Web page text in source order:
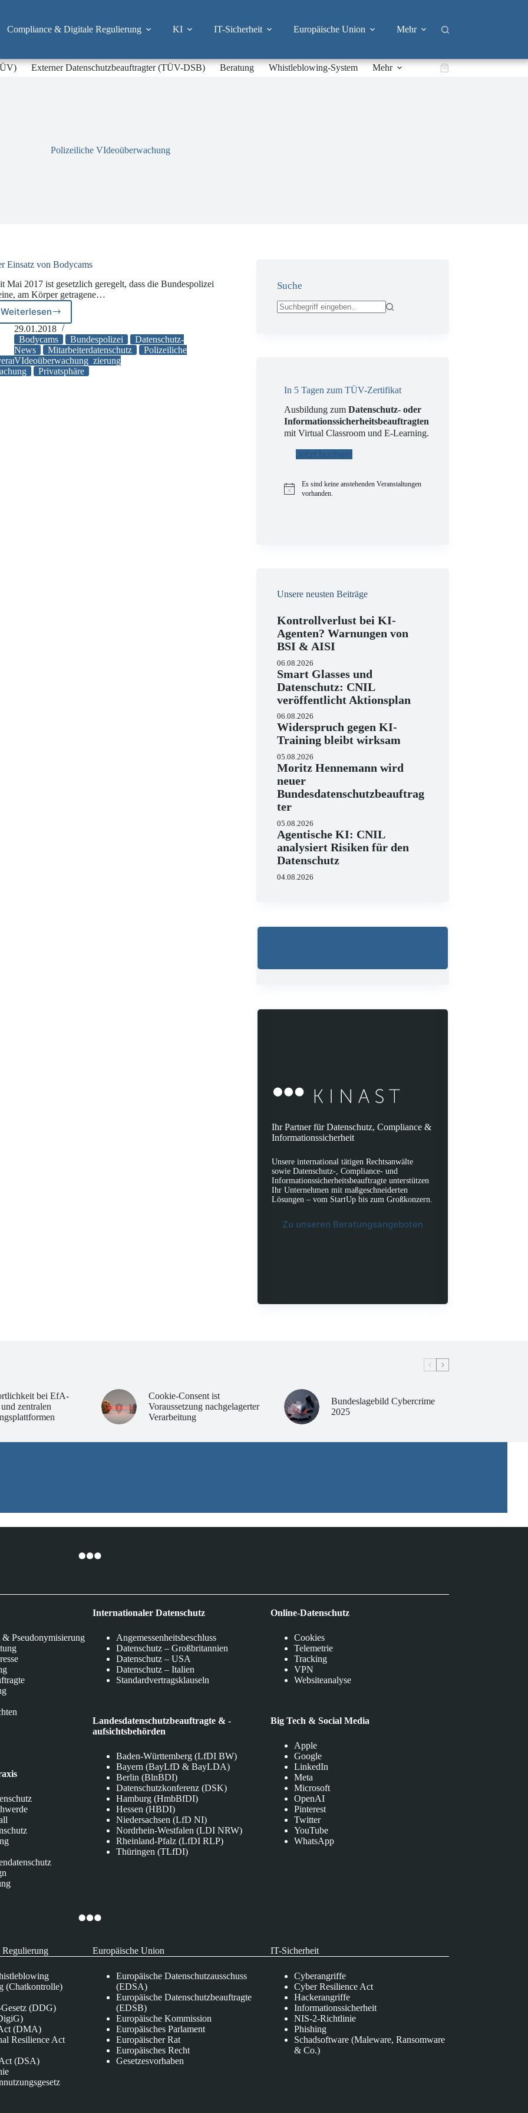
Compliance & Digitale Regulierung KI IT-Sicherheit Europäische Union Mehr
Externer Datenschutzbeauftragter (TÜV-DSB) Beratung Whistleblowing-System Mehr Warenkorb
Polizeiliche VIdeoüberwachung
Identifizierung
Privatsphäre
Einsatz von Bodycams
Mai 2017 ist gesetzlich geregelt, dass die Bundespolizei
am Körper getragene…
Weiterlesen
Der
Einsatz
von
Bodycams
29.01.2018
Bodycams
Bundespolizei
Datenschutz-
News
Mitarbeiterdatenschutz
Polizeiliche
VIdeoüberwachung
Suche
In 5 Tagen zum TÜV-Zertifikat
Ausbildung zumDatenschutz- oder
Informationssicherheitsbeauftragten
mit Virtual Classroom und E-Learning.
Jetzt buchen!
H
Es sind keine anstehenden Veranstaltungen
vorhanden.
Unsere neusten Beiträge
Kontrollverlust bei KI-
Agenten? Warnungen von
BSI & AISI
06.08.2026
Smart Glasses und
Datenschutz: CNIL
veröffentlicht Aktionsplan
06.08.2026
Widerspruch gegen KI-
Training bleibt wirksam
05.08.2026
Moritz Hennemann wird
neuer
Bundesdatenschutzbeauftrag
ter
05.08.2026
Agentische KI: CNIL
analysiert Risiken für den
Datenschutz
04.08.2026
Ihr Partner für Datenschutz, Compliance &
Informationssicherheit
Unsere international tätigen Rechtsanwälte
sowie Datenschutz-, Compliance- und
Informationssicherheitsbeauftragte unterstützen
Ihr Unternehmen mit maßgeschneiderten
Lösungen – vom StartUp bis zum Großkonzern.
Zu unseren Beratungsangeboten
bei EfA-
zentralen
Cookie-Consent ist
Voraussetzung nachgelagerter
Verarbeitung
Bundeslagebild Cybercrime
2025
Pseudonymisierung
Internationaler Datenschutz
Angemessenheitsbeschluss
Datenschutz – Großbritannien
Datenschutz – USA
Datenschutz – Italien
Standardvertragsklauseln
Landesdatenschutzbeauftragte & -
aufsichtsbehörden
Baden-Württemberg (LfDI BW)
Bayern (BayLfD & BayLDA)
Berlin (BlnBDI)
Datenschutzkonferenz (DSK)
Hamburg (HmbBfDI)
Hessen (HBDI)
Niedersachsen (LfD NI)
Nordrhein-Westfalen (LDI NRW)
Rheinland-Pfalz (LfDI RLP)
Thüringen (TLfDI)
Online-Datenschutz
Cookies
Telemetrie
Tracking
VPN
Websiteanalyse
Big Tech & Social Media
Apple
Google
LinkedIn
Meta
Microsoft
OpenAI
Pinterest
Twitter
YouTube
WhatsApp
(Chatkontrolle)
(DDG)
(DMA)
Resilience Act
(DSA)
Europäische Union
Europäische Datenschutzausschuss
(EDSA)
Europäische Datenschutzbeauftragte
(EDSB)
Europäische Kommission
Europäisches Parlament
Europäischer Rat
Europäisches Recht
Gesetzesvorhaben
IT-Sicherheit
Cyberangriffe
Cyber Resilience Act
Hackerangriffe
Informationssicherheit
NIS-2-Richtlinie
Phishing
Schadsoftware (Maleware, Ransomware
& Co.)